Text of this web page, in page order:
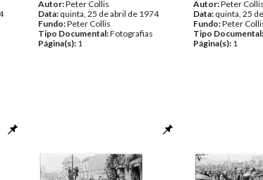
Autor:Peter Collis
Data: quinta, 25 de abril de 1974
Fundo:Peter Collis
Tipo Documental:Fotografias
Página(s): 1
Autor:Peter Collis
Data: quinta, 25
Fundo:Peter
Tipo Documental:
Página(s): 1